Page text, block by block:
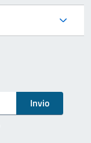
Invio